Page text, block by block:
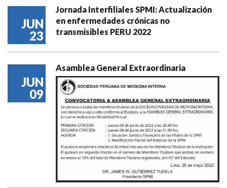
JUN
23
Jornada Interfiliales SPMI: Actualización
en enfermedades crónicas no
transmisibles PERU 2022
JUN
09
Asamblea General Extraordinaria